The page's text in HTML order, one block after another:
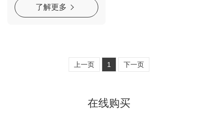
了解更多
上一页 1 下一页
在线购买